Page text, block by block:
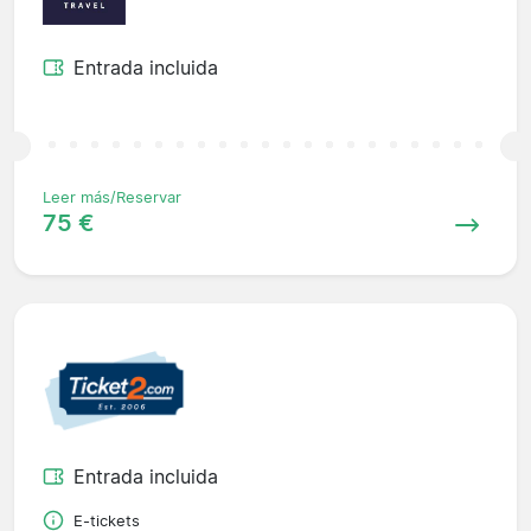
Entrada incluida
Leer más/Reservar
75 €
Entrada incluida
E-tickets